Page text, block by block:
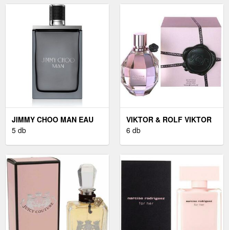
JIMMY CHOO MAN EAU
DE TOILETTE URAKNAK
5 db
VIKTOR & ROLF VIKTOR
& ROLF FLOWERBOMB -
6 db